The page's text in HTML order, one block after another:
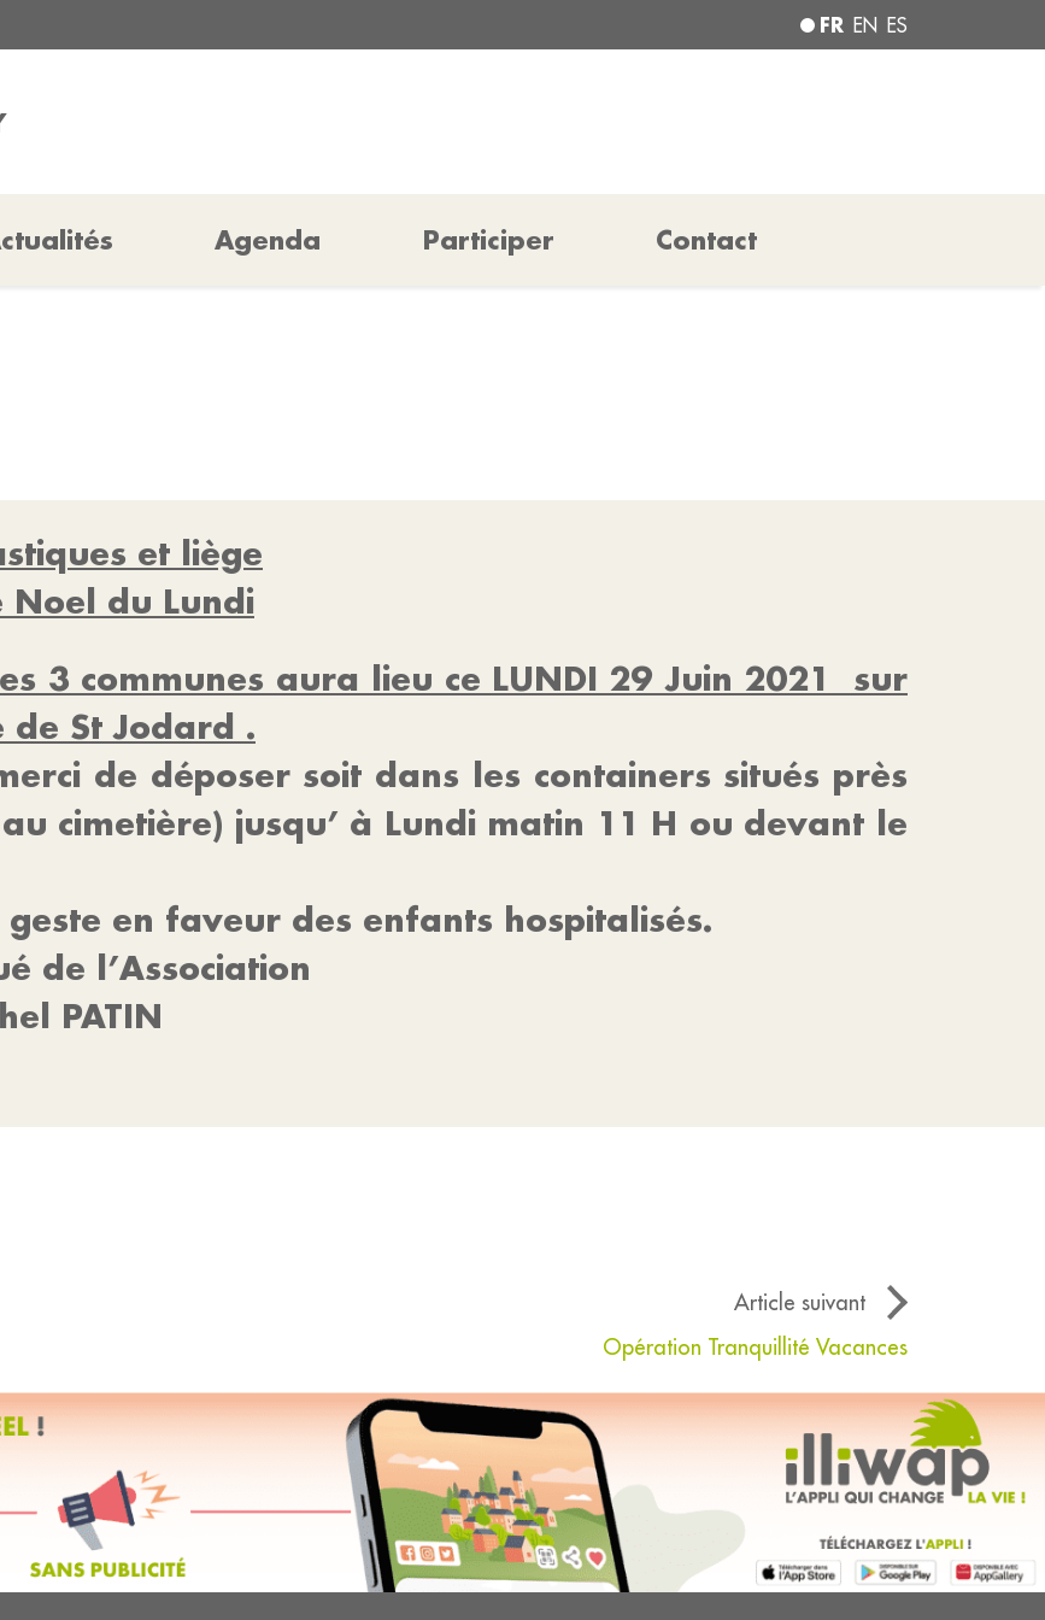
FR EN ES
Agenda Participer Contact
et liège
Noel du Lundi
3 communes aura lieu ce LUNDI 29 Juin 2021 sur
St Jodard .
de déposer soit dans les containers situés près
cimetière) jusqu’ à Lundi matin 11 H ou devant le
en faveur des enfants hospitalisés.
Article suivant
Opération Tranquillité Vacances